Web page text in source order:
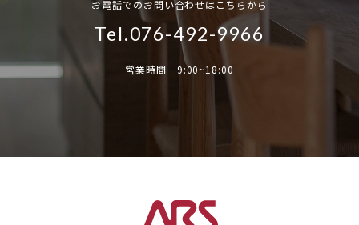
お電話でのお問い合わせはこちらから
Tel.076-492-9966
営業時間 9:00~18:00